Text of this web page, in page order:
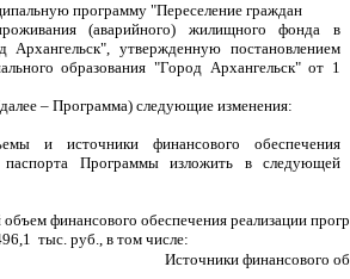
программу "Переселение граждан
(аварийного) жилищного фонда в
Архангельск", утвержденную постановлением
образования "Город Архангельск" от 1
– Программа) следующие изменения:
и источники финансового обеспечения
паспорта Программы изложить в следующей
финансового обеспечения реализации
тыс. руб., в том числе:
Источники финансового